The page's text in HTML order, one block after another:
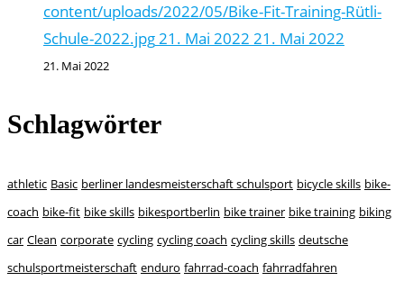
content/uploads/2022/05/Bike-Fit-Training-Rütli-
Schule-2022.jpg21. Mai 2022 21. Mai 2022
21. Mai 2022
Schlagwörter
athletic Basic berliner landesmeisterschaft schulsport bicycle skills bike-
coach bike-fit bike skills bikesportberlin bike trainer bike training biking
car Clean corporate cycling cycling coach cycling skills deutsche
schulsportmeisterschaft enduro fahrrad-coach fahrradfahren